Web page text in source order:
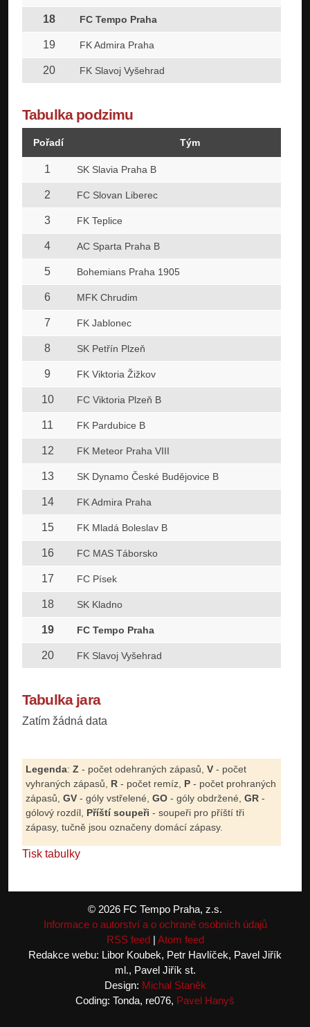
18 FC Tempo Praha
19 FK Admira Praha
20 FK Slavoj Vyšehrad
Tabulka podzimu
Pořadí Tým
1 SK Slavia Praha B
2 FC Slovan Liberec
3 FK Teplice
4 AC Sparta Praha B
5 Bohemians Praha 1905
6 MFK Chrudim
7 FK Jablonec
8 SK Petřín Plzeň
9 FK Viktoria Žižkov
10 FC Viktoria Plzeň B
11 FK Pardubice B
12 FK Meteor Praha VIII
13 SK Dynamo České Budějovice B
14 FK Admira Praha
15 FK Mladá Boleslav B
16 FC MAS Táborsko
17 FC Písek
18 SK Kladno
19 FC Tempo Praha
20 FK Slavoj Vyšehrad
Tabulka jara
Zatím žádná data
Legenda: Z - počet odehraných zápasů, V - počet
vyhraných zápasů, R - počet remíz, P - počet prohraných
zápasů, GV - góly vstřelené, GO - góly obdržené, GR -
gólový rozdíl, Příští soupeři - soupeři pro příští tři
zápasy, tučně jsou označeny domácí zápasy.
Tisk tabulky
© 2026 FC Tempo Praha, z.s.
Informace o autorství a o ochraně osobních údajů
RSS feed| Atom feed
Redakce webu: Libor Koubek, Petr Havlíček, Pavel Jiřík
ml., Pavel Jiřík st.
Design: Michal Staněk
Coding: Tonda, re076, Pavel Hanyš